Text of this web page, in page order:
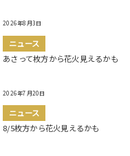
2026年8月3日
ニュース
あさって枚方から花火見えるかも
2026年7月20日
ニュース
8/5枚方から花火見えるかも